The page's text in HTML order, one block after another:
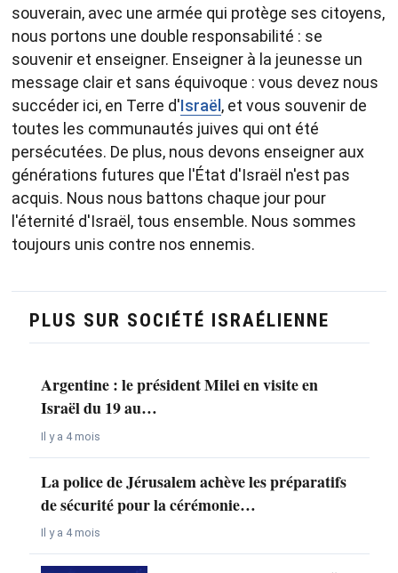
souverain, avec une armée qui protège ses citoyens,
nous portons une double responsabilité : se
souvenir et enseigner. Enseigner à la jeunesse un
message clair et sans équivoque : vous devez nous
succéder ici, en Terre d'Israël, et vous souvenir de
toutes les communautés juives qui ont été
persécutées. De plus, nous devons enseigner aux
générations futures que l'État d'Israël n'est pas
acquis. Nous nous battons chaque jour pour
l'éternité d'Israël, tous ensemble. Nous sommes
toujours unis contre nos ennemis.
PLUS SUR SOCIÉTÉ ISRAÉLIENNE
Argentine : le président Milei en visite en
Israël du 19 au…
Il y a 4 mois
La police de Jérusalem achève les préparatifs
de sécurité pour la cérémonie…
Il y a 4 mois